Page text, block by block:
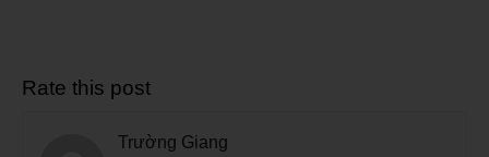
Rate this post
Trường Giang